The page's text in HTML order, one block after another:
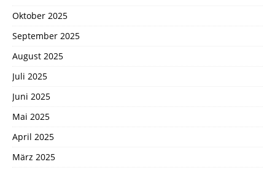
Oktober 2025
September 2025
August 2025
Juli 2025
Juni 2025
Mai 2025
April 2025
März 2025